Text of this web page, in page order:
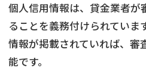
個人信用情報は、貸金業者が
ることを義務付けられていま
情報が掲載されていれば、審
能です。